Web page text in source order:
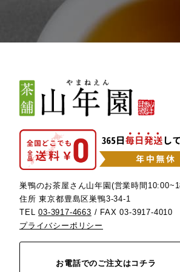
巣鴨のお茶屋さん山年園(営業時間
住所 東京都豊島区巣鴨3-34-1
TEL03-3917-4663 / FAX 03-3917-4010
プライバシーポリシー
お電話でのご注文はコチラ